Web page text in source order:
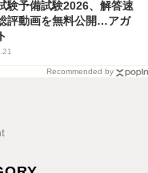
験予備試験2026、解答速
評動画を無料公開…アガ
Recommended by